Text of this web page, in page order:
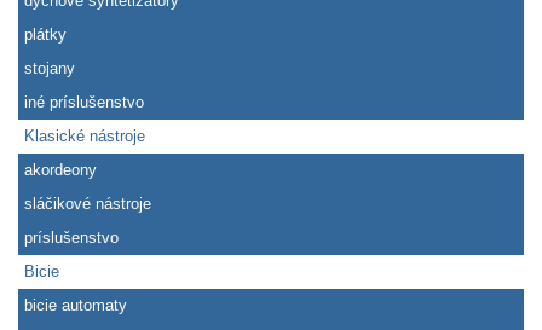
plátky
stojany
iné príslušenstvo
Klasické nástroje
akordeony
sláčikové nástroje
príslušenstvo
Bicie
bicie automaty